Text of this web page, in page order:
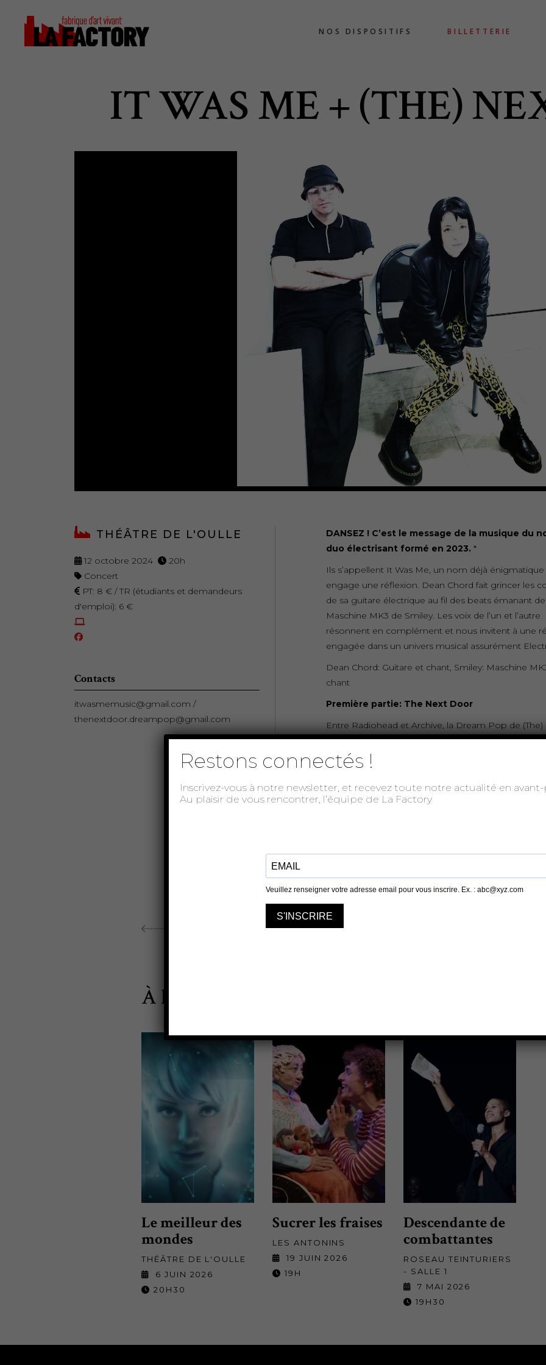
NOS DISPOSITIFS BILLETTERIE
IT WAS ME + (THE)
THÉÂTRE DE L'OULLE
12 octobre 2024
20h
Concert
PT: 8 € / TR (étudiants et demandeurs
d'emploi): 6 €
Contacts
itwasmemusic@gmail.com /
thenextdoor.dreampop@gmail.com
DANSEZ ! C’est le message de la musique du
duo électrisant formé en 2023. *
Ils s’appellent It Was Me, un nom déjà énigmatique
engage une réflexion. Dean Chord fait grincer les
de sa guitare électrique au fil des beats émanant de
Maschine MK3 de Smiley. Les voix de l’un et l’autre
résonnent en complément et nous invitent à une
engagée dans un univers musical assurément
Dean Chord: Guitare et chant, Smiley: Maschine
chant
Première partie: The Next Door
Entre Radiohead et Archive, la Dream Pop de (The)
Door navigue dans les eaux troubles et lumineuses
l’exploration. Quand le dandysme anglais épouse la
pop, quand le rock alternatif
invite la new wave pour une danse sans fin, on ne
s’il faut parler d’élégance, d’impertinence ou de
Mouret): chant, guitare, clavier
ARTICLE PRÉCÉDENT
À lire aussi...
Le meilleur des
mondes
THÉÂTRE DE L'OULLE
6 JUIN 2026
20H30
Sucrer les fraises
LES ANTONINS
19 JUIN 2026
19H
Descendante de
combattantes
ROSEAU TEINTURIERS
- SALLE 1
7 MAI 2026
19H30
Restons connectés !
Inscrivez-vous à notre newsletter, et recevez toute notre actualité en avant-
Au plaisir de vous rencontrer, l’équipe de La Factory